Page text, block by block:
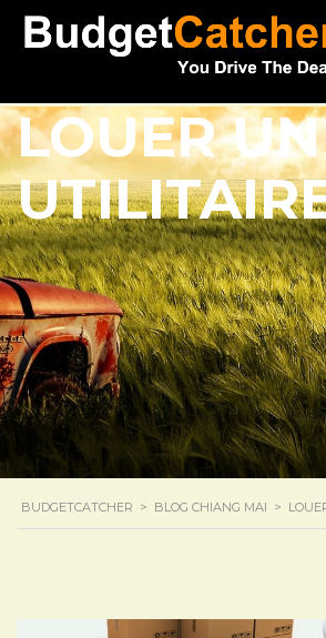
LOUER UN
BUDGETCATCHER > BLOG CHIANG MAI >